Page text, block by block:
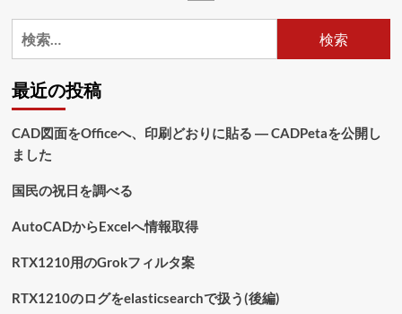
に
読
の
ペ
ー
ジ
送
り
検
索:
最近の投稿
CAD図面をOfficeへ、印刷どおりに貼る ― CADPetaを公開し
ました
国民の祝日を調べる
AutoCADからExcelへ情報取得
RTX1210用のGrokフィルタ案
RTX1210のログをelasticsearchで扱う(後編)